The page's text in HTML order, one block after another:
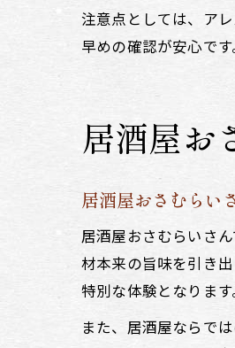
注意点としては、ア
早めの確認が安心で
居酒屋お
居酒屋おさむらい
居酒屋おさむらいさ
材本来の旨味を引き
特別な体験となります
また、居酒屋ならで